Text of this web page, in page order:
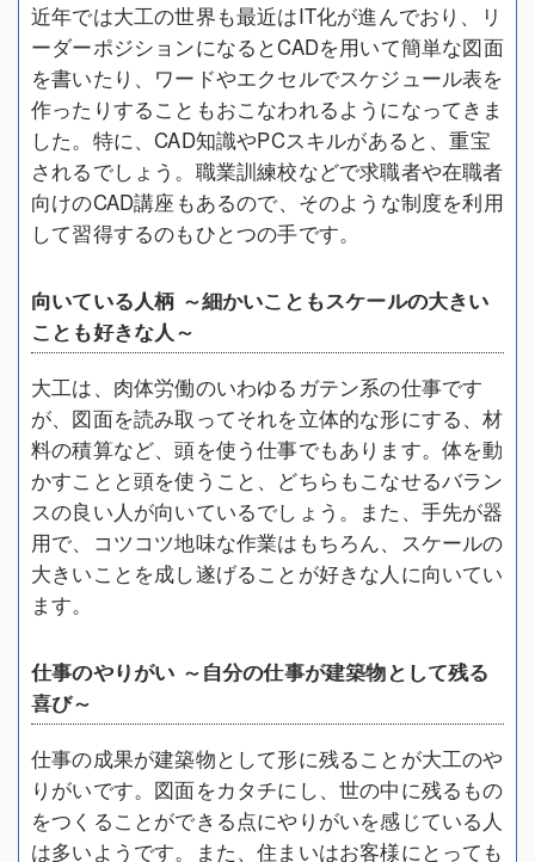
近年では大工の世界も最近はIT化が進んでおり、リ
ーダーポジションになるとCADを用いて簡単な図面
を書いたり、ワードやエクセルでスケジュール表を
作ったりすることもおこなわれるようになってきま
した。特に、CAD知識やPCスキルがあると、重宝
されるでしょう。職業訓練校などで求職者や在職者
向けのCAD講座もあるので、そのような制度を利用
して習得するのもひとつの手です。
向いている人柄 ～細かいこともスケールの大きい
ことも好きな人～
大工は、肉体労働のいわゆるガテン系の仕事です
が、図面を読み取ってそれを立体的な形にする、材
料の積算など、頭を使う仕事でもあります。体を動
かすことと頭を使うこと、どちらもこなせるバラン
スの良い人が向いているでしょう。また、手先が器
用で、コツコツ地味な作業はもちろん、スケールの
大きいことを成し遂げることが好きな人に向いてい
ます。
仕事のやりがい ～自分の仕事が建築物として残る
喜び～
仕事の成果が建築物として形に残ることが大工のや
りがいです。図面をカタチにし、世の中に残るもの
をつくることができる点にやりがいを感じている人
は多いようです。また、住まいはお客様にとっても